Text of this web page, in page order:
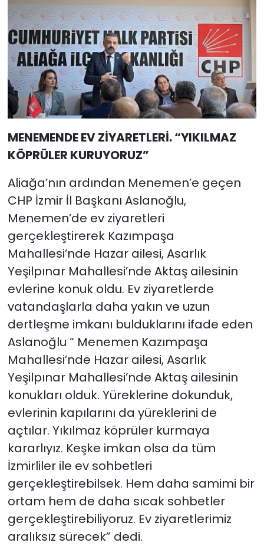
MENEMENDE EV ZİYARETLERİ. “YIKILMAZ
KÖPRÜLER KURUYORUZ”
Aliağa’nın ardından Menemen’e geçen
CHP İzmir İl Başkanı Aslanoğlu,
Menemen’de ev ziyaretleri
gerçekleştirerek Kazımpaşa
Mahallesi’nde Hazar ailesi, Asarlık
Yeşilpınar Mahallesi’nde Aktaş ailesinin
evlerine konuk oldu. Ev ziyaretlerde
vatandaşlarla daha yakın ve uzun
dertleşme imkanı bulduklarını ifade eden
Aslanoğlu “ Menemen Kazımpaşa
Mahallesi’nde Hazar ailesi, Asarlık
Yeşilpınar Mahallesi’nde Aktaş ailesinin
konukları olduk. Yüreklerine dokunduk,
evlerinin kapılarını da yüreklerini de
açtılar. Yıkılmaz köprüler kurmaya
kararlıyız. Keşke imkan olsa da tüm
İzmirliler ile ev sohbetleri
gerçekleştirebilsek. Hem daha samimi bir
ortam hem de daha sıcak sohbetler
gerçekleştirebiliyoruz. Ev ziyaretlerimiz
aralıksız sürecek” dedi.